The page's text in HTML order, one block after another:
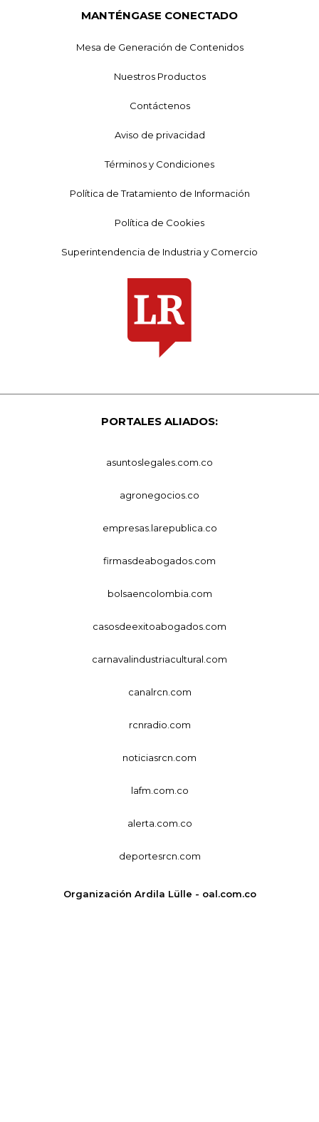
MANTÉNGASE CONECTADO
Mesa de Generación de Contenidos
Nuestros Productos
Contáctenos
Aviso de privacidad
Términos y Condiciones
Política de Tratamiento de Información
Política de Cookies
Superintendencia de Industria y Comercio
PORTALES ALIADOS:
asuntoslegales.com.co
agronegocios.co
empresas.larepublica.co
firmasdeabogados.com
bolsaencolombia.com
casosdeexitoabogados.com
carnavalindustriacultural.com
canalrcn.com
rcnradio.com
noticiasrcn.com
lafm.com.co
alerta.com.co
deportesrcn.com
Organización Ardila Lülle - oal.com.co